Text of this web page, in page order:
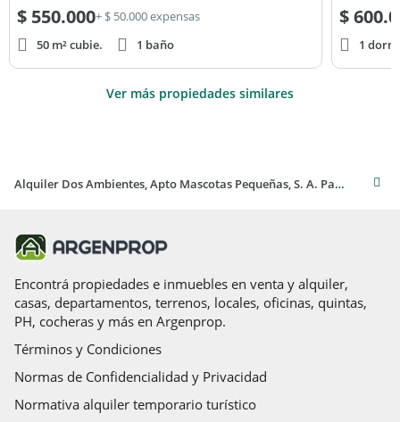
$ 550.000+ $ 50.000 expensas
50 m² cubie.
1 baño
$
1
Ver más propiedades similares
Alquiler Dos Ambientes, Apto Mascotas Pequeñas, S. A. Padua
Encontrá propiedades e inmuebles en venta y alquiler,
casas, departamentos, terrenos, locales, oficinas, quintas,
PH, cocheras y más en Argenprop.
Términos y Condiciones
Normas de Confidencialidad y Privacidad
Normativa alquiler temporario turístico